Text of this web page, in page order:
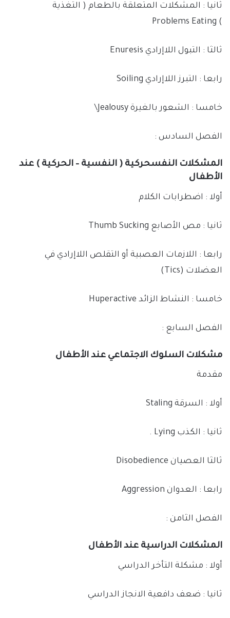
ثانيا : المشكلات المتعلقة بالطعام ( التغذية
) Problems Eating
ثالثا : التبول اللاإرادي Enuresis
رابعا : التبرز اللاإرادي Soiling
خامسا : الشعور بالغيرة Jealousy\
الفصل السادس :
المشكلات النفسحركية ( النفسية – الحركية ) عند
الأطفال
أولا : اضطرابات الكلام
ثانيا : مص الأصابع Thumb Sucking
رابعا : اللازمات العصبية أو التقلص اللاإرادي في
العضلات (Tics)
خامسا : النشاط الزائد Huperactive
الفصل السابع :
مشكلات السلوك الاجتماعي عند الأطفال
مقدمة
أولا : السرقة Staling
ثانيا : الكذب Lying .
ثالثا العصيان Disobedience
رابعا : العدوان Aggression
الفصل الثامن :
المشكلات الدراسية عند الأطفال
أولا : مشكلة التأخر الدراسي
ثانيا : ضعف دافعية الانجاز الدراسي